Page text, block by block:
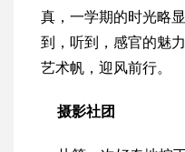
真，一学期的时光略
到，听到，感官的魅
艺术帆，迎风前行。
摄影社团